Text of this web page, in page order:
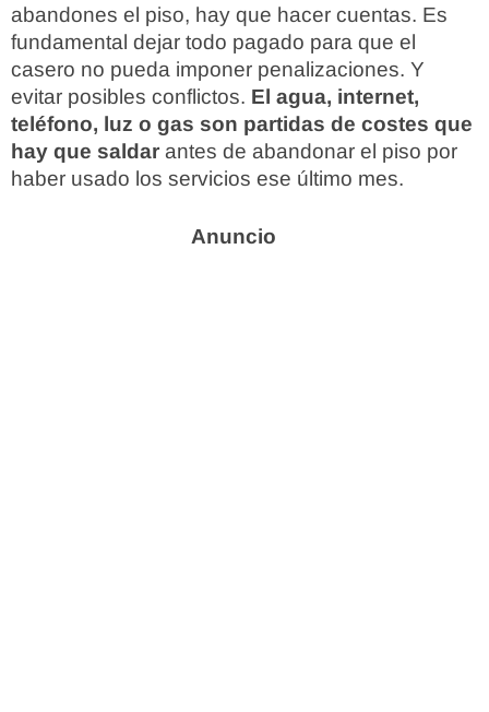
abandones el piso, hay que hacer cuentas. Es
fundamental dejar todo pagado para que el
casero no pueda imponer penalizaciones. Y
evitar posibles conflictos. El agua, internet,
teléfono, luz o gas son partidas de costes que
hay que saldar antes de abandonar el piso por
haber usado los servicios ese último mes.